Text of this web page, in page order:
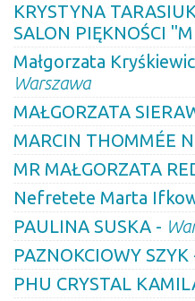
KRYSTYNA
SALON PIĘKNOŚCI
Małgorzata
Warszawa
MAŁGORZATA
MARCIN THOMMÉE
MR MAŁGORZATA
Nefretete Marta
PAULINA SUSKA -
PAZNOKCIOWY
PHU CRYSTAL